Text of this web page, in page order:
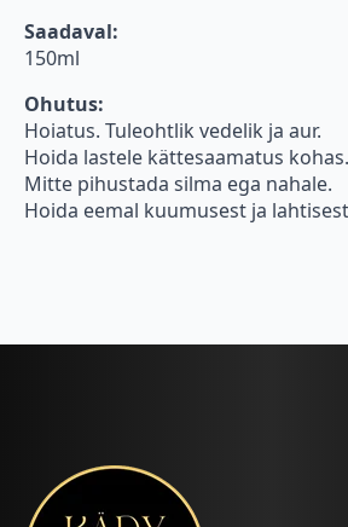
Saadaval:
150ml
Ohutus:
Hoiatus. Tuleohtlik vedelik ja aur.
Hoida lastele kättesaamatus kohas.
Mitte pihustada silma ega nahale.
Hoida eemal kuumusest ja